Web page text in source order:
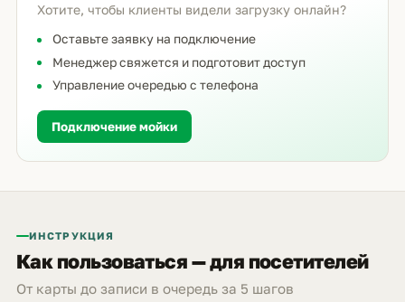
Хотите, чтобы клиенты видели загрузку онлайн?
Оставьте заявку на подключение
Менеджер свяжется и подготовит доступ
Управление очередью с телефона
Подключение мойки
ИНСТРУКЦИЯ
Как пользоваться — для посетителей
От карты до записи в очередь за 5 шагов